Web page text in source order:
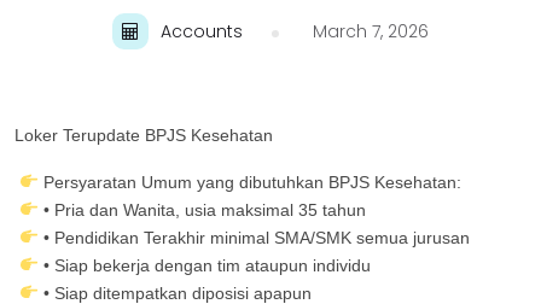
Accounts March 7, 2026
Loker Terupdate BPJS Kesehatan
Persyaratan Umum yang dibutuhkan BPJS Kesehatan:
• Pria dan Wanita, usia maksimal 35 tahun
• Pendidikan Terakhir minimal SMA/SMK semua jurusan
• Siap bekerja dengan tim ataupun individu
• Siap ditempatkan diposisi apapun